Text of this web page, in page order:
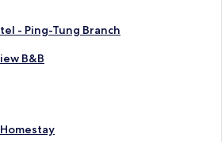
- Ping-Tung Branch
B&B